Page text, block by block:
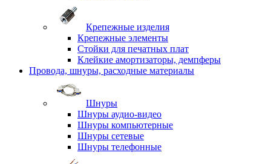
Крепежные изделия
Крепежные элементы
Стойки для печатных плат
Клейкие амортизаторы, демпферы
Провода, шнуры, расходные материалы
Шнуры
Шнуры аудио-видео
Шнуры компьютерные
Шнуры сетевые
Шнуры телефонные